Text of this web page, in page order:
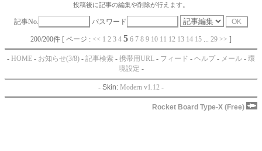
投稿後に記事の編集や削除が行えます。
記事No. パスワード
200/200件 [ ページ : << 1 2 3 4 5 6 7 8 9 10 11 12 13 14 15 29 >> ]
- HOME - お知らせ(3/8) - 記事検索 - 携帯用URL - フィード - ヘルプ - メール - 環
境設定 -
- Skin: Modern v1.12 -
Rocket Board Type-X (Free)